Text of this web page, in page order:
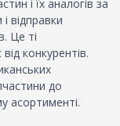
і їх аналогів за
відправки
Це ті
конкурентів.
до
асортименті.